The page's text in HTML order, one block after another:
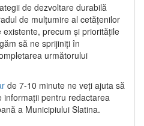
de dezvoltare durabilă
de mulțumire al cetățenilor
precum și prioritățile
să ne sprijiniți în
următorului
de 7-10 minute ne veți ajuta să
pentru redactarea
a Municipiului Slatina.